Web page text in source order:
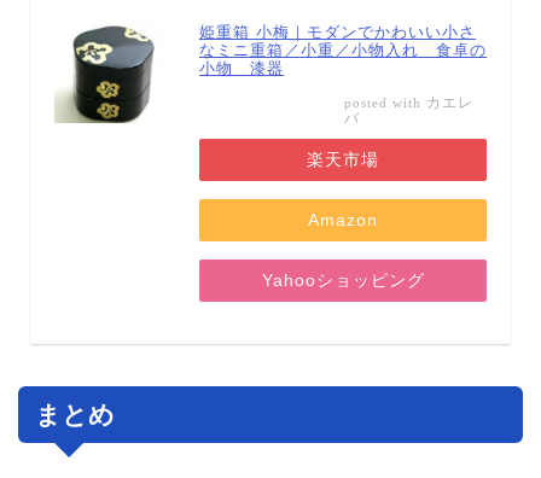
姫重箱 小梅｜モダンでかわいい小さ
なミニ重箱／小重／小物入れ 食卓の
小物 漆器
posted with カエレ
バ
楽天市場
Amazon
Yahooショッピング
まとめ